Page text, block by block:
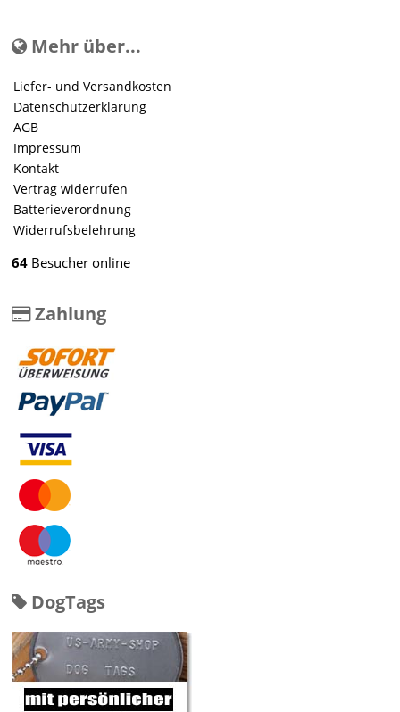
Mehr über...
Liefer- und Versandkosten
Datenschutzerklärung
AGB
Impressum
Kontakt
Vertrag widerrufen
Batterieverordnung
Widerrufsbelehrung
64 Besucher online
Zahlung
DogTags